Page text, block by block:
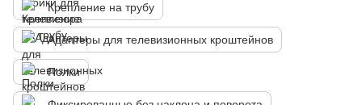
Крепление на трубу
Адаптеры для телевизионных кроштейнов
Полки